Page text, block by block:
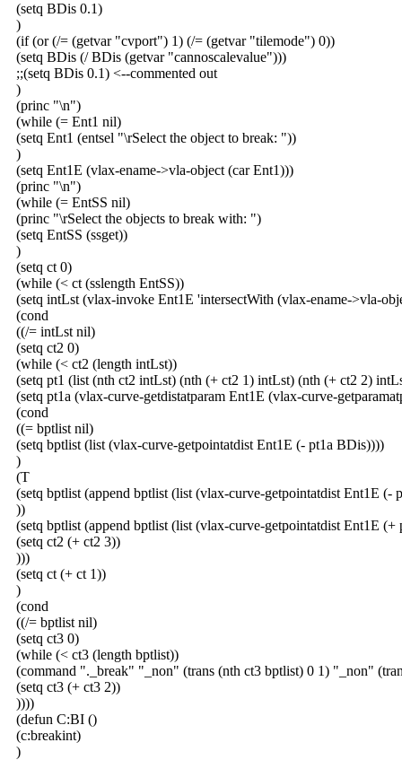
(setq BDis 0.1)
)
(if (or (/= (getvar "cvport") 1) (/= (getvar "tilemode") 0))
(setq BDis (/ BDis (getvar "cannoscalevalue")))
;;(setq BDis 0.1) <--commented out
)
(princ "\n")
(while (= Ent1 nil)
(setq Ent1 (entsel "\rSelect the object to break: "))
)
(setq Ent1E (vlax-ename->vla-object (car Ent1)))
(princ "\n")
(while (= EntSS nil)
(princ "\rSelect the objects to break with: ")
(setq EntSS (ssget))
)
(setq ct 0)
(while (< ct (sslength EntSS))
(setq intLst (vlax-invoke Ent1E 'intersectWith (vlax-ename->vla-
(cond
((/= intLst nil)
(setq ct2 0)
(while (< ct2 (length intLst))
(setq pt1 (list (nth ct2 intLst) (nth (+ ct2 1) intLst) (nth (+ ct2 2)
(setq pt1a (vlax-curve-getdistatparam Ent1E (vlax-curve-
(cond
((= bptlist nil)
(setq bptlist (list (vlax-curve-getpointatdist Ent1E (- pt1a BDis))))
)
(T
(setq bptlist (append bptlist (list (vlax-curve-getpointatdist Ent1E (-
))
(setq bptlist (append bptlist (list (vlax-curve-getpointatdist Ent1E (+
(setq ct2 (+ ct2 3))
)))
(setq ct (+ ct 1))
)
(cond
((/= bptlist nil)
(setq ct3 0)
(while (< ct3 (length bptlist))
(command "._break" "_non" (trans (nth ct3 bptlist) 0 1) "_non"
(setq ct3 (+ ct3 2))
))))
(defun C:BI ()
(c:breakint)
)